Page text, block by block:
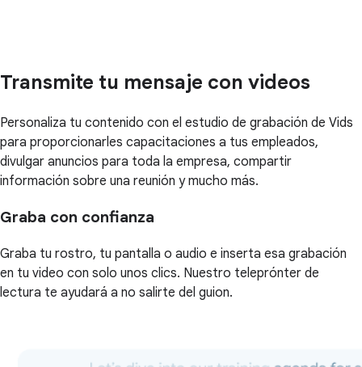
Transmite tu mensaje con videos
Personaliza tu contenido con el estudio de grabación de Vids
para proporcionarles capacitaciones a tus empleados,
divulgar anuncios para toda la empresa, compartir
información sobre una reunión y mucho más.
Graba con confianza
Graba tu rostro, tu pantalla o audio e inserta esa grabación
en tu video con solo unos clics. Nuestro teleprónter de
lectura te ayudará a no salirte del guion.